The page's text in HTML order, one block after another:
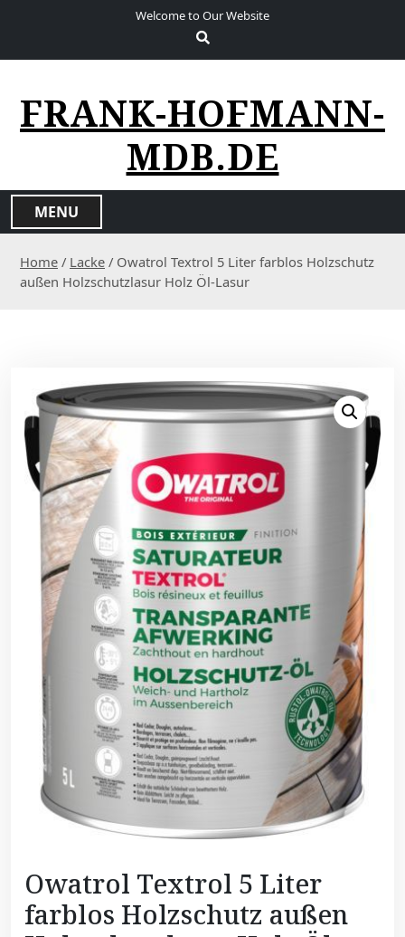
Welcome to Our Website
FRANK-HOFMANN-
MDB.DE
MENU
Home / Lacke / Owatrol Textrol 5 Liter farblos Holzschutz
außen Holzschutzlasur Holz Öl-Lasur
Owatrol Textrol 5 Liter
farblos Holzschutz außen